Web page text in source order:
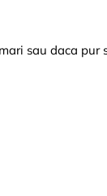
sau daca pur